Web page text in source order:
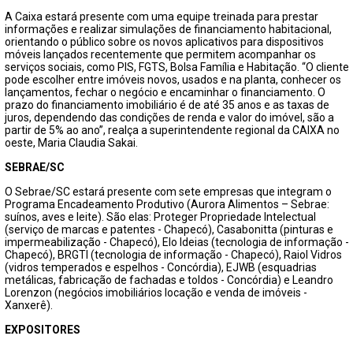
A Caixa estará presente com uma equipe treinada para prestar
informações e realizar simulações de financiamento habitacional,
orientando o público sobre os novos aplicativos para dispositivos
móveis lançados recentemente que permitem acompanhar os
serviços sociais, como PIS, FGTS, Bolsa Família e Habitação. “O cliente
pode escolher entre imóveis novos, usados e na planta, conhecer os
lançamentos, fechar o negócio e encaminhar o financiamento. O
prazo do financiamento imobiliário é de até 35 anos e as taxas de
juros, dependendo das condições de renda e valor do imóvel, são a
partir de 5% ao ano”, realça a superintendente regional da CAIXA no
oeste, Maria Claudia Sakai.
SEBRAE/SC
O Sebrae/SC estará presente com sete empresas que integram o
Programa Encadeamento Produtivo (Aurora Alimentos – Sebrae:
suínos, aves e leite). São elas: Proteger Propriedade Intelectual
(serviço de marcas e patentes - Chapecó), Casabonitta (pinturas e
impermeabilização - Chapecó), Elo Ideias (tecnologia de informação -
Chapecó), BRGTI (tecnologia de informação - Chapecó), Raiol Vidros
(vidros temperados e espelhos - Concórdia), EJWB (esquadrias
metálicas, fabricação de fachadas e toldos - Concórdia) e Leandro
Lorenzon (negócios imobiliários locação e venda de imóveis -
Xanxerê).
EXPOSITORES